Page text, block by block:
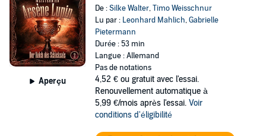
Aperçu
De :Silke Walter,Timo Weisschnur
Lu par : Leonhard Mahlich,Gabrielle
Pietermann
Durée : 53 min
Langue : Allemand
Pas de notations
4,52 € ou gratuit avec l'essai.
Renouvellement automatique à
5,99 €/mois après l'essai. Voir
conditions d'éligibilité